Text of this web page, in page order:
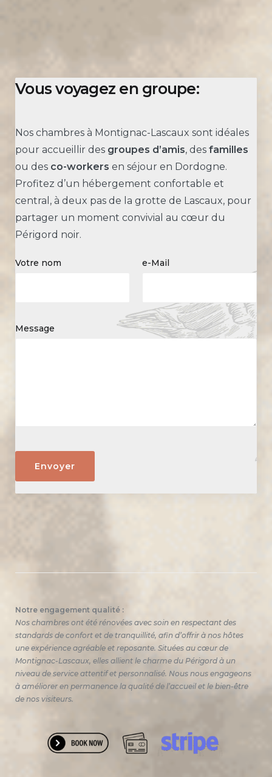
Vous voyagez en groupe:
Nos chambres à Montignac-Lascaux sont idéales
pour accueillir des groupes d’amis, des familles
ou des co-workers en séjour en Dordogne.
Profitez d’un hébergement confortable et
central, à deux pas de la grotte de Lascaux, pour
partager un moment convivial au cœur du
Périgord noir.
Votre nom e-Mail
Message
Envoyer
Notre engagement qualité :
Nos chambres ont été rénovées avec soin en respectant des
standards de confort et de tranquillité, afin d’offrir à nos hôtes
une expérience agréable et reposante. Situées au cœur de
Montignac-Lascaux, elles allient le charme du Périgord à un
niveau de service attentif et personnalisé. Nous nous engageons
à améliorer en permanence la qualité de l’accueil et le bien-être
de nos visiteurs.